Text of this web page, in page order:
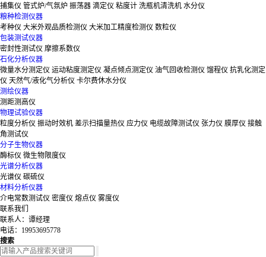
捕集仪 管式炉/气氛炉 振荡器 滴定仪 粘度计 洗瓶机清洗机 水分仪
粮种检测仪器
考种仪 大米外观品质检测仪 大米加工精度检测仪 数粒仪
包装测试仪器
密封性测试仪 摩擦系数仪
石化分析仪器
微量水分测定仪 运动粘度测定仪 凝点倾点测定仪 油气回收检测仪 馏程仪 抗乳化测定
仪 天然气/液化气分析仪 卡尔费休水分仪
测绘仪器
测距测高仪
物理试验仪器
粒度分析仪 振动时效机 差示扫描量热仪 应力仪 电缆故障测试仪 张力仪 膜厚仪 接触
角测试仪
分子生物仪器
酶标仪 微生物限度仪
光谱分析仪器
光谱仪 碳硫仪
材料分析仪器
介电常数测试仪 密度仪 熔点仪 雾度仪
联系我们
联系人：谭经理
电话：19953695778
搜索